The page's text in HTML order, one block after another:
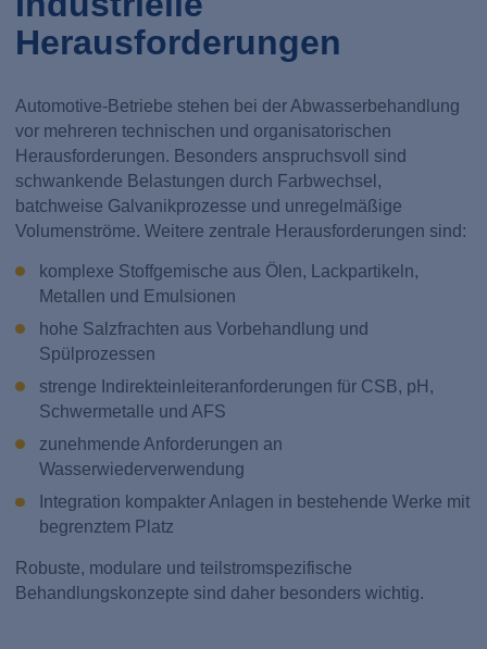
Herausforderungen
Automotive-Betriebe stehen bei der Abwasserbehandlung
vor mehreren technischen und organisatorischen
Herausforderungen. Besonders anspruchsvoll sind
schwankende Belastungen durch Farbwechsel,
batchweise Galvanikprozesse und unregelmäßige
Volumenströme. Weitere zentrale Herausforderungen sind:
komplexe Stoffgemische aus Ölen, Lackpartikeln,
Metallen und Emulsionen
hohe Salzfrachten aus Vorbehandlung und
Spülprozessen
strenge Indirekteinleiteranforderungen für CSB, pH,
Schwermetalle und AFS
zunehmende Anforderungen an
Wasserwiederverwendung
Integration kompakter Anlagen in bestehende Werke mit
begrenztem Platz
Robuste, modulare und teilstromspezifische
Behandlungskonzepte sind daher besonders wichtig.